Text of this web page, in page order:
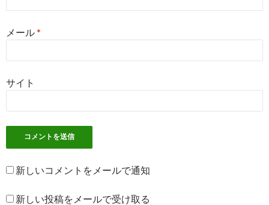
メール*
サイト
新しいコメントをメールで通知
新しい投稿をメールで受け取る